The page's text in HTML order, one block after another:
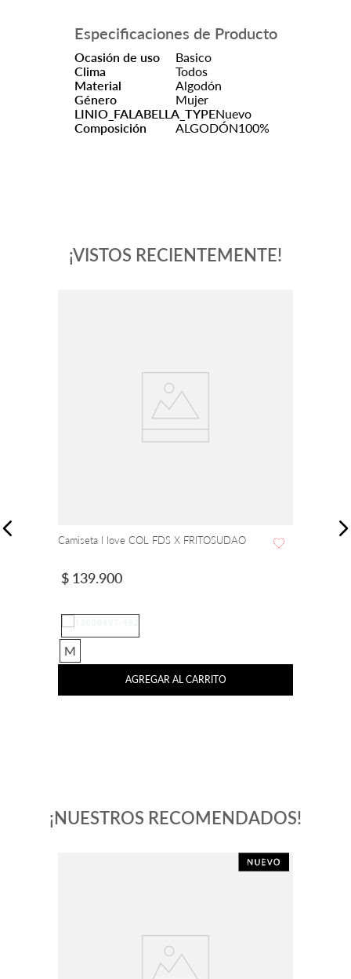
Especificaciones de Producto
Ocasión de uso
Basico
Clima
Todos
Material
Algodón
Género
Mujer
LINIO_FALABELLA_TYPENuevo
Composición
ALGODÓN100%
¡VISTOS RECIENTEMENTE!
Camiseta I love COL FDS X FRITOSUDAO
$ 139.900
M
AGREGAR AL CARRITO
¡NUESTROS RECOMENDADOS!